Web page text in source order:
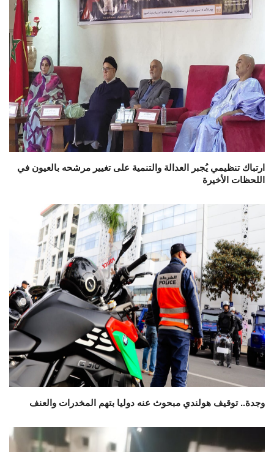
ارتباك تنظيمي يُجبر العدالة والتنمية على تغيير مرشحه بالعيون في
اللحظات الأخيرة
وجدة.. توقيف هولندي مبحوث عنه دوليا بتهم المخدرات والعنف